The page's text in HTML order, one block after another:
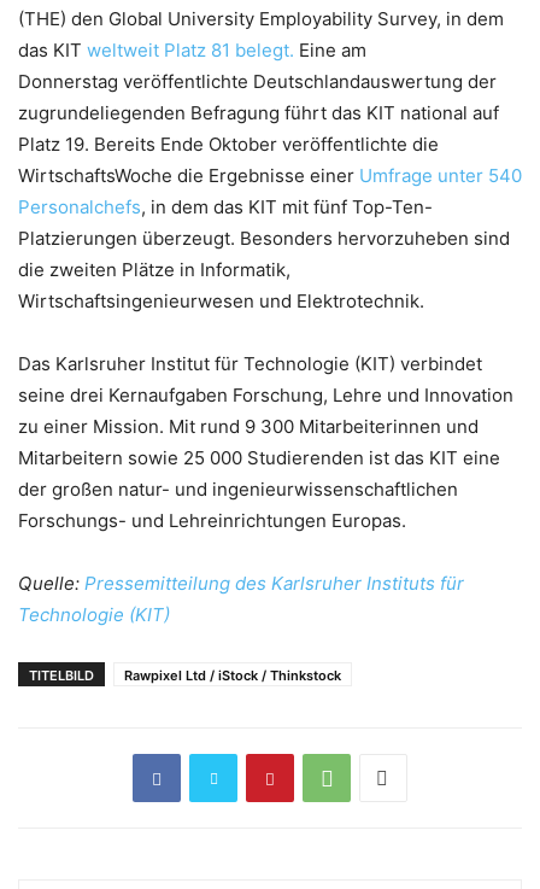
(THE) den Global University Employability Survey, in dem
das KIT weltweit Platz 81 belegt. Eine am
Donnerstag veröffentlichte Deutschlandauswertung der
zugrundeliegenden Befragung führt das KIT national auf
Platz 19. Bereits Ende Oktober veröffentlichte die
WirtschaftsWoche die Ergebnisse einer Umfrage unter 540
Personalchefs, in dem das KIT mit fünf Top-Ten-
Platzierungen überzeugt. Besonders hervorzuheben sind
die zweiten Plätze in Informatik,
Wirtschaftsingenieurwesen und Elektrotechnik.
Das Karlsruher Institut für Technologie (KIT) verbindet
seine drei Kernaufgaben Forschung, Lehre und Innovation
zu einer Mission. Mit rund 9 300 Mitarbeiterinnen und
Mitarbeitern sowie 25 000 Studierenden ist das KIT eine
der großen natur- und ingenieurwissenschaftlichen
Forschungs- und Lehreinrichtungen Europas.
Quelle: Pressemitteilung des Karlsruher Instituts für
Technologie (KIT)
TITELBILD Rawpixel Ltd / iStock / Thinkstock